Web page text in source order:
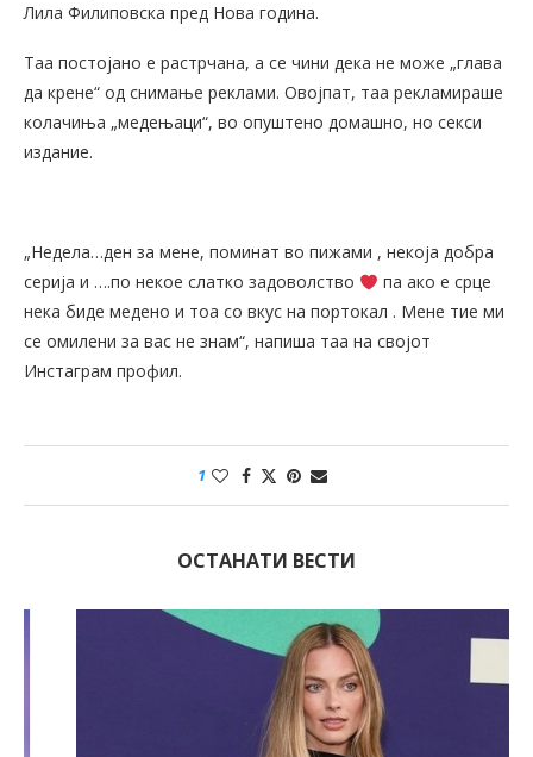
Лила Филиповска пред Нова година.
Таа постојано е растрчана, а се чини дека не може „глава
да крене“ од снимање реклами. Овојпат, таа рекламираше
колачиња „медењаци“, во опуштено домашно, но секси
издание.
„Недела…ден за мене, поминат во пижами , некоја добра
серија и ….по некое слатко задоволство
па ако е срце
нека биде медено и тоа со вкус на портокал . Мене тие ми
се омилени за вас не знам“, напиша таа на својот
Инстаграм профил.
1
ОСТАНАТИ ВЕСТИ